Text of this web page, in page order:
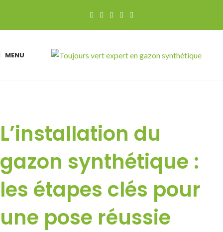
MENU
L’installation du
gazon synthétique :
les étapes clés pour
une pose réussie